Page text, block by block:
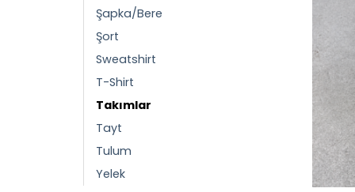
Şapka/Bere
Şort
Sweatshirt
T-Shirt
Takımlar
Tayt
Tulum
Yelek